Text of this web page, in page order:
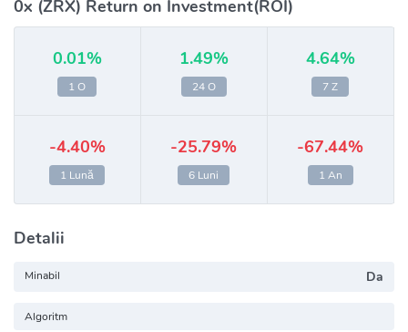
0x (ZRX) Return on Investment(ROI)
0.01%
1 O
1.49%
24 O
4.64%
7 Z
-4.40%
1 Lună
-25.79%
6 Luni
-67.44%
1 An
Detalii
Minabil Da
Algoritm